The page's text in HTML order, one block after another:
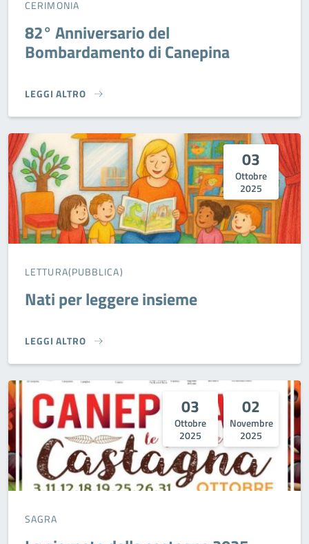
CERIMONIA
82° Anniversario del
Bombardamento di Canepina
LEGGI ALTRO
82° ANNIVERSARIO DEL BOMBARDAMENTO DI CANEPINA}
03
Ottobre
2025
LETTURA(PUBBLICA)
Nati per leggere insieme
LEGGI ALTRO
NATI PER LEGGERE INSIEME}
03
Ottobre
2025
02
Novembre
2025
SAGRA